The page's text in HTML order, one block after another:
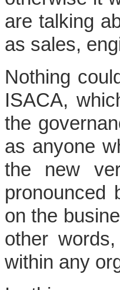
are talking
as sales,
Nothing
ISACA,
the
as anyone
the new
pronounced
on the
other
within any